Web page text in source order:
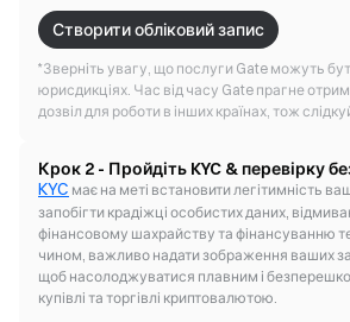
Створити обліковий запис
*Зверніть увагу, що послуги Gate можуть
юрисдикціях. Час від часу Gate прагне
дозвіл для роботи в інших країнах, тож
Крок 2 - Пройдіть KYC & перевірку
KYC має на меті встановити легітимність
запобігти крадіжці особистих даних,
фінансовому шахрайству та фінансуванню
чином, важливо надати зображення ваших
щоб насолоджуватися плавним і
купівлі та торгівлі криптовалютою.